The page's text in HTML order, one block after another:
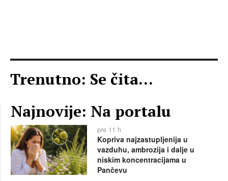
Trenutno: Se čita...
Najnovije: Na portalu
pre 11 h
Kopriva najzastupljenija u
vazduhu, ambrozija i dalje u
niskim koncentracijama u
Pančevu